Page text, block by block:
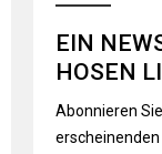
EIN
HOSEN
Abonnieren